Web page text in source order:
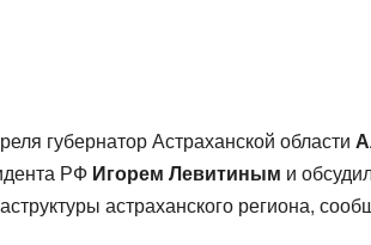
губернатор Астраханской области
РФ Игорем Левитиным и
астраханского региона,